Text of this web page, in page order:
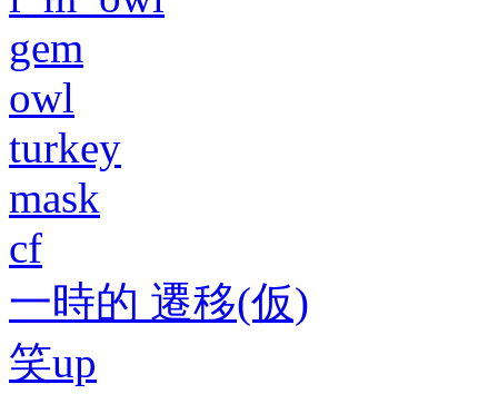
gem
owl
turkey
mask
cf
一時的 遷移(仮)
笑up